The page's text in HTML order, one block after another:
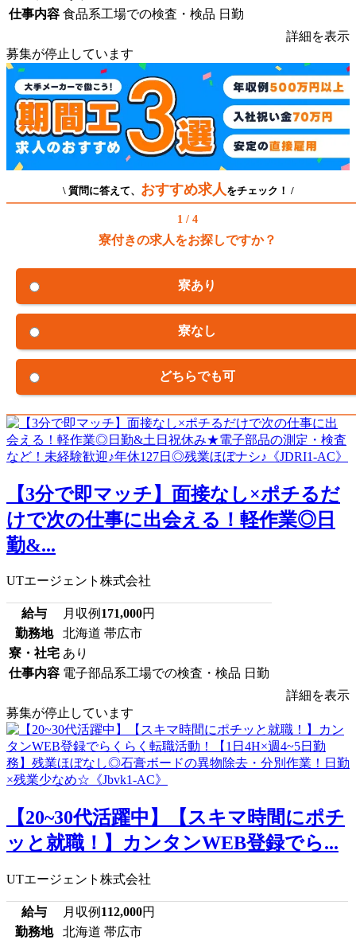
仕事内容 食品系工場での検査・検品 日勤
詳細を表示
募集が停止しています
\ 質問に答えて、 おすすめ求人 をチェック！ /
1 / 4
寮付きの求人をお探しですか？
寮あり
寮なし
どちらでも可
【3分で即マッチ】面接なし×ポチるだ
けで次の仕事に出会える！軽作業◎日
勤&...
UTエージェント株式会社
給与 月収例 171,000円
勤務地
北海道 帯広市
寮・社宅 あり
仕事内容 電子部品系工場での検査・検品 日勤
詳細を表示
募集が停止しています
【20~30代活躍中】【スキマ時間にポチ
ッと就職！】カンタンWEB登録でら...
UTエージェント株式会社
給与 月収例 112,000円
勤務地
北海道 帯広市